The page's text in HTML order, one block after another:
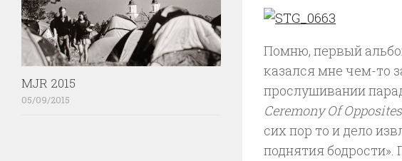
Помню, первый
казался мне чем-то
прослушивании
Ceremony Of Opposites
сих пор то и дело
поднятия
MJR 2015
05/09/2015